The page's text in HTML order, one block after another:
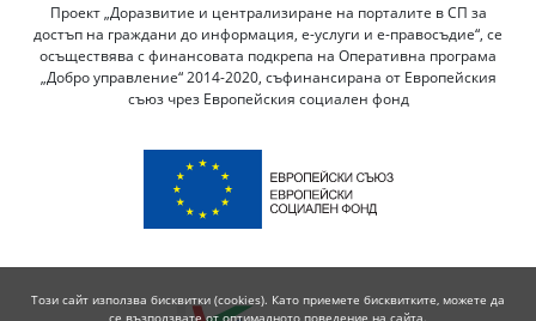
Проект „Доразвитие и централизиране на порталите в СП за
достъп на граждани до информация, е-услуги и е-правосъдие“, се
осъществява с финансовата подкрепа на Оперативна програма
„Добро управление“ 2014-2020, съфинансирана от Европейския
съюз чрез Европейския социален фонд
Този сайт използва бисквитки (cookies). Като приемете бисквитките, можете да
се възползвате от оптималното поведение на сайта.